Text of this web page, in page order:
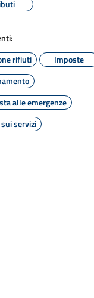
rifiuti
Imposte
alle emergenze
servizi